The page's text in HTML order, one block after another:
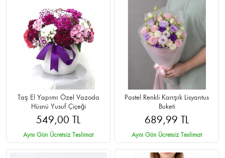
Taş El Yapımı Özel Vazoda
Hüsnü Yusuf Çiçeği
549,00 TL
Aynı Gün Ücretsiz Teslimat
Pastel Renkli Karışık Lisyantus
Buketi
689,99 TL
Aynı Gün Ücretsiz Teslimat